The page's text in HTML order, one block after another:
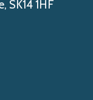
SK14 1HF